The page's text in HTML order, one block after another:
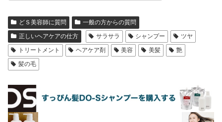
どＳ美容師に質問
一般の方からの質問
正しいヘアケアの仕方
サラサラ シャンプー
ツヤ
トリートメント
ヘアケア剤 美容 美髪
艶
髪の毛